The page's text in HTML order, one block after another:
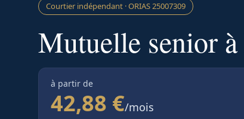
Courtier indépendant · ORIAS25007309
Mutuelle senior à
à partir de
42,88 €/mois